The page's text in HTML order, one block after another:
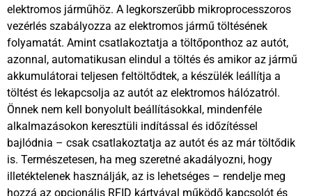
elektromos járműhöz. A legkorszerűbb mikroprocesszoros
vezérlés szabályozza az elektromos jármű töltésének
folyamatát. Amint csatlakoztatja a töltőponthoz az autót,
azonnal, automatikusan elindul a töltés és amikor az jármű
akkumulátorai teljesen feltöltődtek, a készülék leállítja a
töltést és lekapcsolja az autót az elektromos hálózatról.
Önnek nem kell bonyolult beállításokkal, mindenféle
alkalmazásokon keresztüli indítással és időzítéssel
bajlódnia – csak csatlakoztatja az autót és az már töltődik
is. Természetesen, ha meg szeretné akadályozni, hogy
illetéktelenek használják, az is lehetséges – rendelje meg
hozzá az opcionális RFID kártyával működő kapcsolót és